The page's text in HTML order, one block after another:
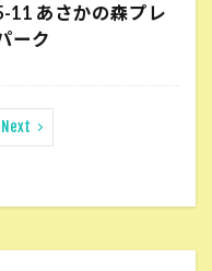
11 あさかの森プレ
ーク
Next